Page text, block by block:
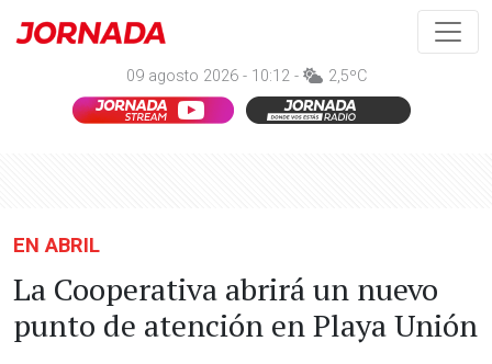
09 agosto 2026 - 10:12 - 2,5ºC
EN ABRIL
La Cooperativa abrirá un nuevo
punto de atención en Playa Unión